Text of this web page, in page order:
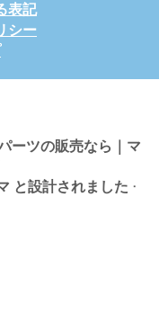
表記
シー
ーツの販売なら｜マ
と設計されました ·